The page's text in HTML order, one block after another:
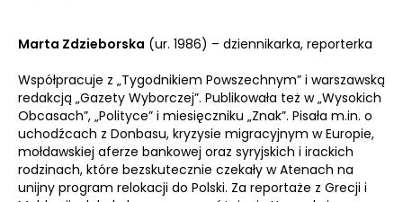
Marta Zdzieborska (ur. 1986) – dziennikarka, reporterka
Współpracuje z „Tygodnikiem Powszechnym” i warszawską
redakcją „Gazety Wyborczej”. Publikowała też w „Wysokich
Obcasach”, „Polityce” i miesięczniku „Znak”. Pisała m.in. o
uchodźcach z Donbasu, kryzysie migracyjnym w Europie,
mołdawskiej aferze bankowej oraz syryjskich i irackich
rodzinach, które bezskutecznie czekały w Atenach na
unijny program relokacji do Polski. Za reportaże z Grecji i